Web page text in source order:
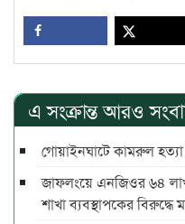
এ সংক্রান্ত আরও
গোয়াইনঘাটে কামরুল হত্যা
জাফলংয়ে এনজিওর ৬৪
শাখা ব্যবস্থাপকের বিরুদ্ধে